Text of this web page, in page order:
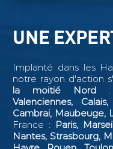
UNE
Implanté dans les
notre rayon d'action
la moitié Nord
Valenciennes,
Cambrai, Maubeuge,
France : Paris,
Nantes, Strasbourg,